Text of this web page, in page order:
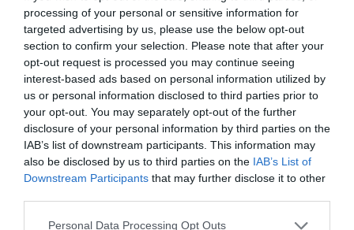
processing of your personal or sensitive information for
targeted advertising by us, please use the below opt-out
section to confirm your selection. Please note that after your
opt-out request is processed you may continue seeing
interest-based ads based on personal information utilized by
us or personal information disclosed to third parties prior to
your opt-out. You may separately opt-out of the further
disclosure of your personal information by third parties on the
IAB’s list of downstream participants. This information may
also be disclosed by us to third parties on the IAB’s List of
Downstream Participants that may further disclose it to other
Personal Data Processing Opt Outs